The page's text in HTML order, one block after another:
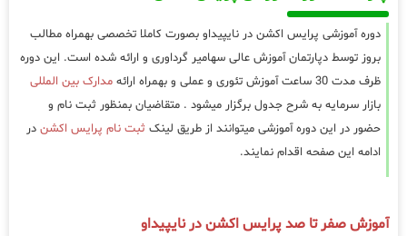
دوره آموزشی پرایس اکشن در نایپیداو بصورت کاملا تخصصی بهمراه مطالب
بروز توسط دپارتمان آموزش عالی سهامیر گرداوری و ارائه شده است. این دوره
ظرف مدت 30 ساعت آموزش تئوری و عملی و بهمراه ارائه
مدارک بین المللی
بازار سرمایه به شرح جدول برگزار میشود . متقاضیان بمنظور ثبت نام و
حضور در این دوره آموزشی میتوانند از طریق لینک ثبت نام پرایس اکشن در
ادامه این صفحه اقدام نمایند.
آموزش صفر تا صد پرایس اکشن در نایپیداو